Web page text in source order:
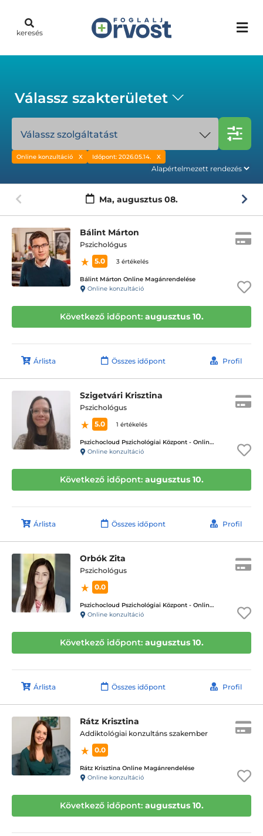
keresés
Válassz szakterületet
Válassz szolgáltatást
Online konzultáció Időpont: 2026.05.14.
Ma, augusztus 08.
Bálint Márton
Pszichológus
5.0
3 értékelés
Bálint Márton Online Magánrendelése
Online konzultáció
Következő időpont: augusztus 10.
Árlista Összes időpont Profil
Szigetvári Krisztina
Pszichológus
5.0
1 értékelés
Pszichocloud Pszichológiai Központ - Online ügyfélfogadás
Online konzultáció
Következő időpont: augusztus 10.
Árlista Összes időpont Profil
Orbók Zita
Pszichológus
0.0
Pszichocloud Pszichológiai Központ - Online ügyfélfogadás
Online konzultáció
Következő időpont: augusztus 10.
Árlista Összes időpont Profil
Rátz Krisztina
Addiktológiai konzultáns szakember
0.0
Rátz Krisztina Online Magánrendelése
Online konzultáció
Következő időpont: augusztus 10.